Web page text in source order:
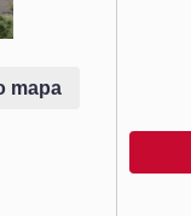
mapa